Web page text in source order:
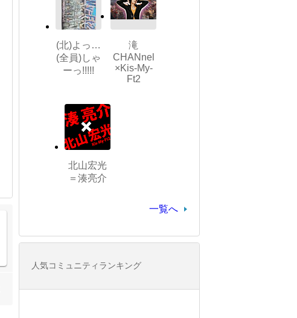
(北)よっ…
(全員)しゃ
ーっ!!!!!
滝
CHANnel
×Kis-My-
Ft2
北山宏光
＝湊亮介
一覧へ
人気コミュニティランキング